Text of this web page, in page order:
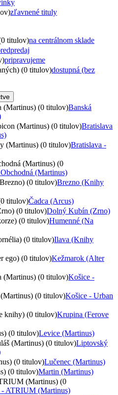
zľavnené tituly
titulov)na centrálnom sklade
pripravujeme
(0 titulov)dostupná (bez
(Martinus) (0 titulov)Banská
(Martinus) (0 titulov)Bratislava
(Martinus) (0 titulov)Bratislava -
(Martinus) (0
(Martinus)
(0 titulov)Brezno (Knihy
titulov)Čadca (Arcus)
(0 titulov)Dolný Kubín (Zrno)
(0 titulov)Humenné (Na
(0 titulov)Ilava (Knihy
ego) (0 titulov)Kežmarok (Alter
(Martinus) (0 titulov)Košice -
(0 titulov)Košice - Urban
knihy) (0 titulov)Krupina (Ferove
(0 titulov)Levice (Martinus)
(Martinus) (0 titulov)Liptovský
(0 titulov)Lučenec (Martinus)
(0 titulov)Martin (Martinus)
(Martinus) (0
ATRIUM (Martinus)